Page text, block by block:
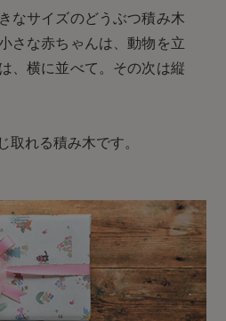
なサイズのどうぶつ積み木
さな赤ちゃんは、動物を立
、横に並べて。その次は縦
取れる積み木です。